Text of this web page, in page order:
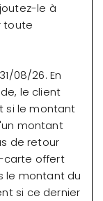
le à
toute
08/26. En
le client
si le montant
montant
de retour
carte offert
le montant du
si ce dernier